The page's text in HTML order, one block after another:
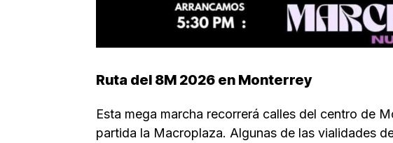
Ruta del 8M 2026 en Monterrey
Esta mega marcha recorrerá calles del centro de
partida la Macroplaza. Algunas de las vialidades